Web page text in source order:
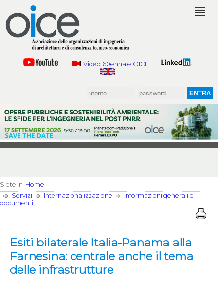
Video 60ennale OICE
Siete in Home
Servizi
Internazionalizzazione
Informazioni generali e
documenti
Esiti bilaterale Italia-Panama alla
Farnesina: centrale anche il tema
delle infrastrutture